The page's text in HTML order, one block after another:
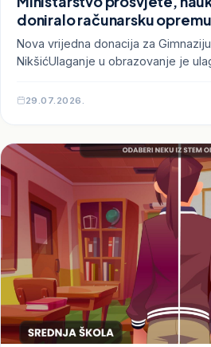
doniralo računarsku opremu
Nova vrijedna donacija za
NikšićUlaganje u obrazovanje je
29.07.2026.